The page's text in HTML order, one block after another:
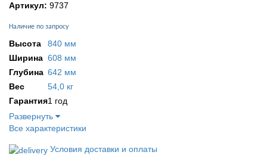
Артикул: 9737
Наличие по запросу
Высота
840 мм
Ширина 608 мм
Глубина 642 мм
Вес
54,0 кг
Гарантия1 год
Развернуть
Все характеристики
Условия доставки и оплаты